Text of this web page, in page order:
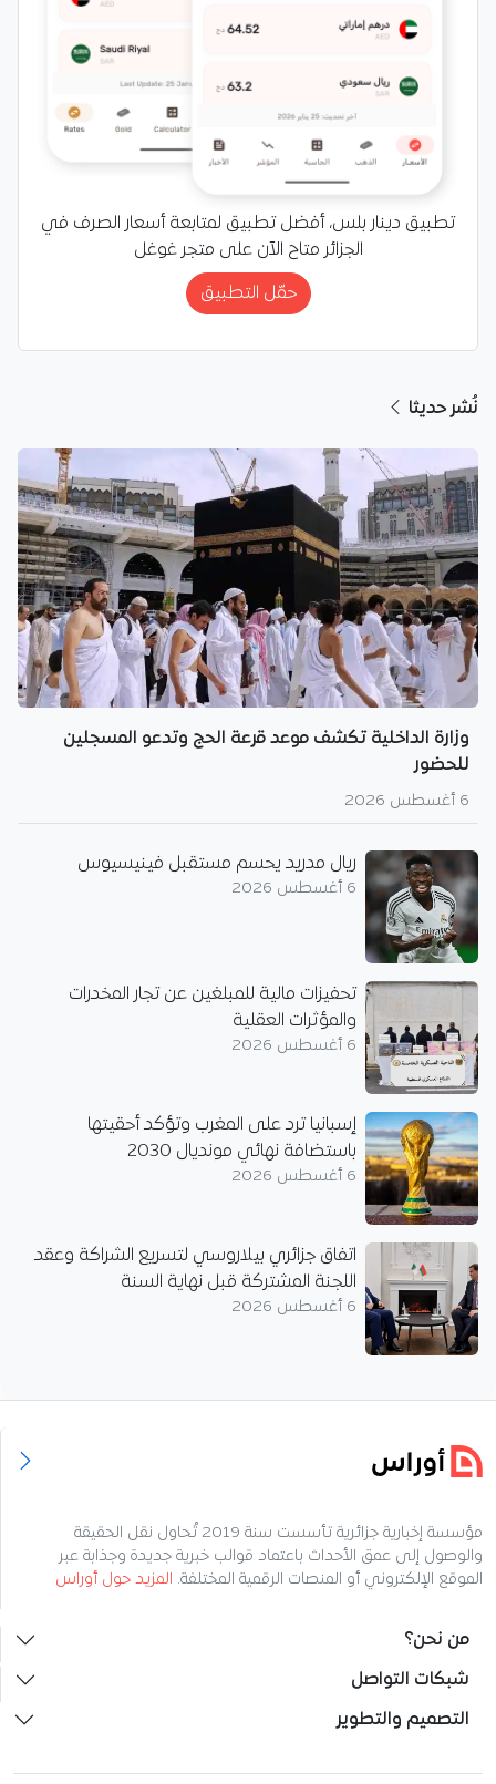
تطبيق دينار بلس، أفضل تطبيق لمتابعة أسعار الصرف في
الجزائر متاح الآن على متجر غوغل
حمّل التطبيق
نُشر حديثا
وزارة الداخلية تكشف موعد قرعة الحج وتدعو المسجلين
للحضور
6 أغسطس 2026
ريال مدريد يحسم مستقبل فينيسيوس
6 أغسطس 2026
تحفيزات مالية للمبلغين عن تجار المخدرات
والمؤثرات العقلية
6 أغسطس 2026
إسبانيا ترد على المغرب وتؤكد أحقيتها
باستضافة نهائي مونديال 2030
6 أغسطس 2026
اتفاق جزائري بيلاروسي لتسريع الشراكة وعقد
اللجنة المشتركة قبل نهاية السنة
6 أغسطس 2026
مؤسسة إخبارية جزائرية تأسست سنة 2019 تُحاول نقل الحقيقة
والوصول إلى عمق الأحداث باعتماد قوالب خبرية جديدة وجذابة عبر
الموقع الإلكتروني أو المنصات الرقمية المختلفة. المزيد حول أوراس
من نحن؟
شبكات التواصل
التصميم والتطوير